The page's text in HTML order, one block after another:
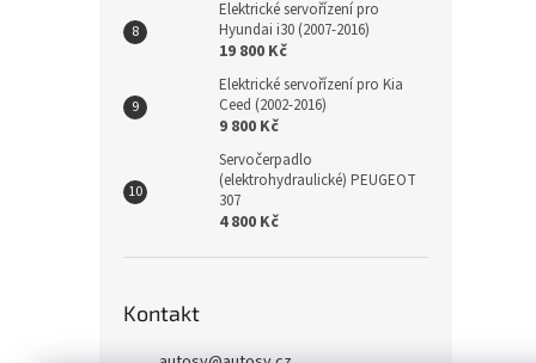
Elektrické servořízení pro
Hyundai i30 (2007-2016)
19 800 Kč
Elektrické servořízení pro Kia
Ceed (2002-2016)
9 800 Kč
Servočerpadlo
(elektrohydraulické) PEUGEOT
307
4 800 Kč
Kontakt